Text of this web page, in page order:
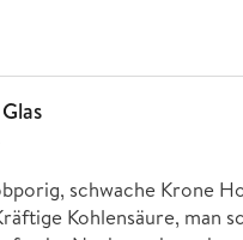
schwache Krone
Kohlensäure, man